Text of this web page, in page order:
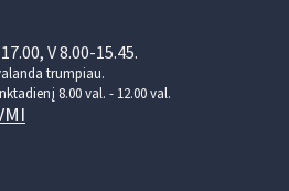
V 8.00-15.45.
trumpiau.
8.00 val. - 12.00 val.